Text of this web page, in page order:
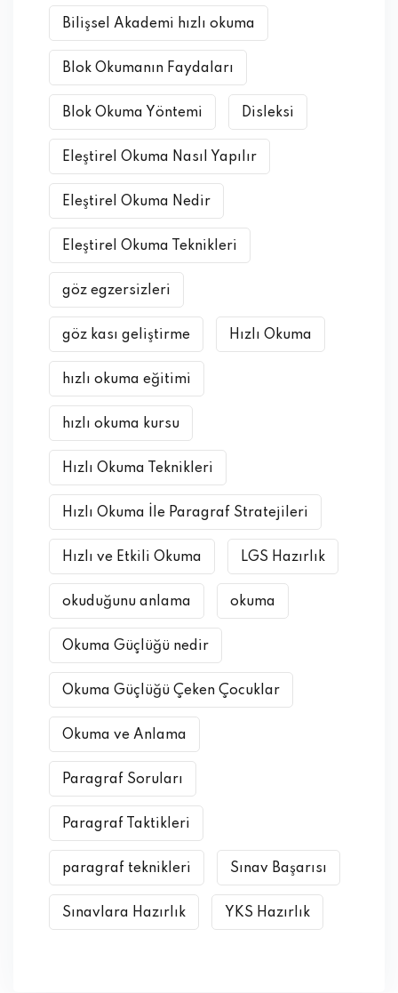
Bilişsel Akademi hızlı okuma
Blok Okumanın Faydaları
Blok Okuma Yöntemi Disleksi
Eleştirel Okuma Nasıl Yapılır
Eleştirel Okuma Nedir
Eleştirel Okuma Teknikleri
göz egzersizleri
göz kası geliştirme Hızlı Okuma
hızlı okuma eğitimi
hızlı okuma kursu
Hızlı Okuma Teknikleri
Hızlı Okuma İle Paragraf Stratejileri
Hızlı ve Etkili Okuma LGS Hazırlık
okuduğunu anlama okuma
Okuma Güçlüğü nedir
Okuma Güçlüğü Çeken Çocuklar
Okuma ve Anlama
Paragraf Soruları
Paragraf Taktikleri
paragraf teknikleri Sınav Başarısı
Sınavlara Hazırlık YKS Hazırlık